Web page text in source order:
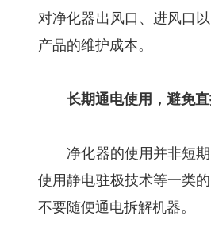
对净化器出风口、进风口
产品的维护成本。
长期通电使用，避免直
净化器的使用并非短期
使用静电驻极技术等一类
不要随便通电拆解机器。